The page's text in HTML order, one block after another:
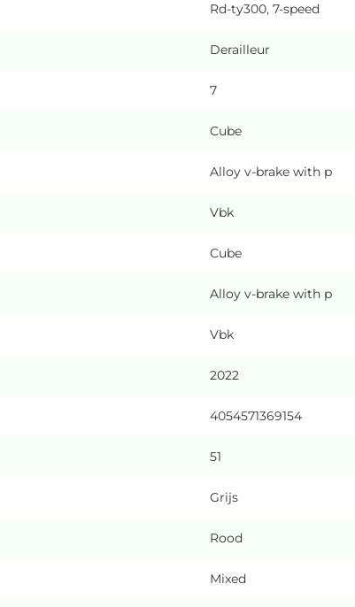
Rd-ty300, 7-speed
Derailleur
7
Cube
Alloy v-brake with p
Vbk
Cube
Alloy v-brake with p
Vbk
2022
4054571369154
51
Grijs
Rood
Mixed